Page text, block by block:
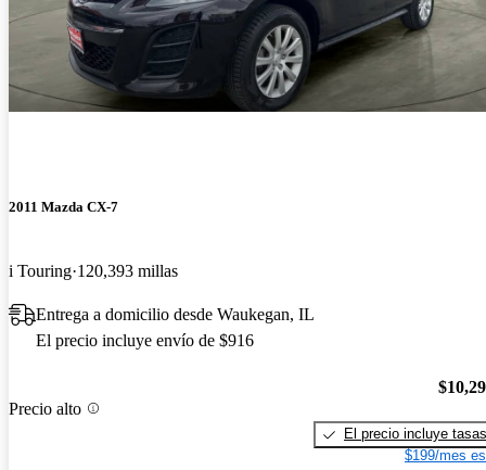
2011 Mazda CX-7
i Touring 120,393 millas
Entrega a domicilio desde Waukegan, IL
El precio incluye envío de $916
Precio alto
El precio incluye tasas
$199/mes